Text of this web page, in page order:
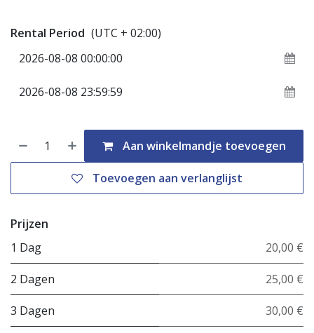
Rental Period (UTC + 02:00)
Aan winkelmandje toevoegen
Toevoegen aan verlanglijst
Prijzen
1 Dag
20,00 €
2 Dagen 25,00 €
3 Dagen 30,00 €